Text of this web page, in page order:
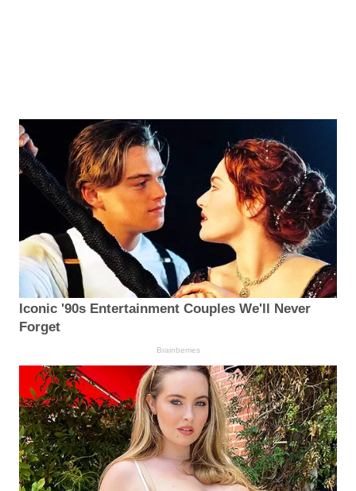
Iconic '90s Entertainment Couples We'll Never
Forget
Brainberries